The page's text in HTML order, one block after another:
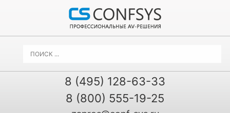
8 (495) 128-63-33
8 (800) 555-19-25